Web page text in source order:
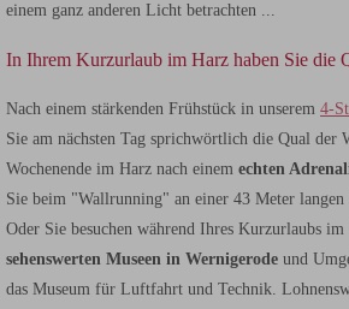
einem ganz anderen Licht betrachten ...
In Ihrem Kurzurlaub im Harz haben Sie die
Nach einem stärkenden Frühstück in unserem 4-
Sie am nächsten Tag sprichwörtlich die Qual der
Wochenende im Harz nach einem echten
Sie beim "Wallrunning" an einer 43 Meter langen
Oder Sie besuchen während Ihres Kurzurlaubs im
sehenswerten Museen in Wernigerode und
das Museum für Luftfahrt und Technik.